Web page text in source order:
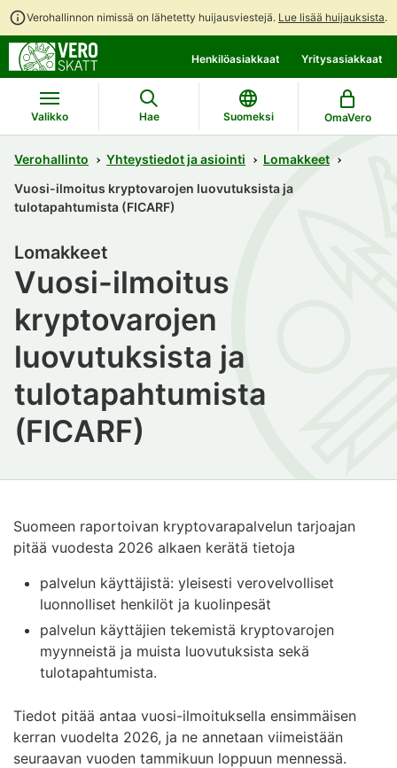
Verohallinnon nimissä on lähetetty huijausviestejä. Lue lisää huijauksista.
suoraan
sisältöön
koko
sivuston
hakuun
Henkilöasiakkaat Yritysasiakkaat
Valikko Hae Suomeksi OmaVero
Verohallinto Yhteystiedot ja asiointi
Lomakkeet
Vuosi-ilmoitus kryptovarojen luovutuksista ja
tulotapahtumista (FICARF)
Vuosi-ilmoitus
kryptovarojen
luovutuksista ja
tulotapahtumista
(FICARF)
Lomakkeet
Suomeen raportoivan kryptovarapalvelun tarjoajan
pitää vuodesta 2026 alkaen kerätä tietoja
palvelun käyttäjistä: yleisesti verovelvolliset
luonnolliset henkilöt ja kuolinpesät
palvelun käyttäjien tekemistä kryptovarojen
myynneistä ja muista luovutuksista sekä
tulotapahtumista.
Tiedot pitää antaa vuosi-ilmoituksella ensimmäisen
kerran vuodelta 2026, ja ne annetaan viimeistään
seuraavan vuoden tammikuun loppuun mennessä.